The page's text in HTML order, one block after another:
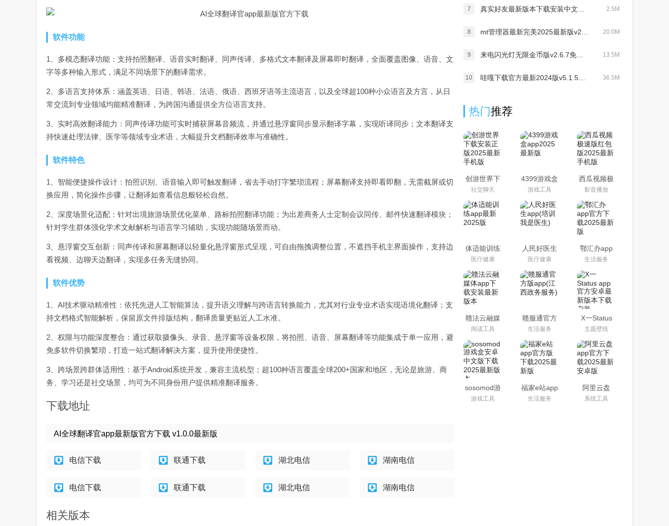
软件功能
1、多模态翻译功能：支持拍照翻译、语音实时翻译、同声传译、多格式文本翻译及屏幕即时翻译，全面覆盖图像、语音、文
字等多种输入形式，满足不同场景下的翻译需求。
2、多语言支持体系：涵盖英语、日语、韩语、法语、俄语、西班牙语等主流语言，以及全球超100种小众语言及方言，从日
常交流到专业领域均能精准翻译，为跨国沟通提供全方位语言支持。
3、实时高效翻译能力：同声传译功能可实时捕获屏幕音频流，并通过悬浮窗同步显示翻译字幕，实现听译同步；文本翻译支
持快速处理法律、医学等领域专业术语，大幅提升文档翻译效率与准确性。
软件特色
1、智能便捷操作设计：拍照识别、语音输入即可触发翻译，省去手动打字繁琐流程；屏幕翻译支持即看即翻，无需截屏或切
换应用，简化操作步骤，让翻译如查看信息般轻松自然。
2、深度场景化适配：针对出境旅游场景优化菜单、路标拍照翻译功能；为出差商务人士定制会议同传、邮件快速翻译模块；
针对学生群体强化学术文献解析与语言学习辅助，实现功能随场景而动。
3、悬浮窗交互创新：同声传译和屏幕翻译以轻量化悬浮窗形式呈现，可自由拖拽调整位置，不遮挡手机主界面操作，支持边
看视频、边聊天边翻译，实现多任务无缝协同。
软件优势
1、AI技术驱动精准性：依托先进人工智能算法，提升语义理解与跨语言转换能力，尤其对行业专业术语实现语境化翻译；支
持文档格式智能解析，保留原文件排版结构，翻译质量更贴近人工水准。
2、权限与功能深度整合：通过获取摄像头、录音、悬浮窗等设备权限，将拍照、语音、屏幕翻译等功能集成于单一应用，避
免多软件切换繁琐，打造一站式翻译解决方案，提升使用便捷性。
3、跨场景跨群体适用性：基于Android系统开发，兼容主流机型；超100种语言覆盖全球200+国家和地区，无论是旅游、商
务、学习还是社交场景，均可为不同身份用户提供精准翻译服务。
下载地址
AI全球翻译官app最新版官方下载 v1.0.0最新版
电信下载 联通下载 湖北电信 湖南电信
电信下载 联通下载 湖北电信 湖南电信
相关版本
7 2.5M
8 20.0M
9 13.5M
10 36.5M
热门推荐
创游世界下
载安装正版
2025最新手
机版
社交聊天
4399游戏盒
app2025最
新版
游戏工具
西瓜视频极
速版红包版
2025最新手
机版
影音播放
体适能训练
app最新
2025版
医疗健康
人民好医生
app(培训我
是医生)
医疗健康
鄂汇办app
官方下载
2025最新版
生活服务
赣法云融媒
体app下载
安装最新版
本
阅读工具
赣服通官方
版app(江西
政务服务)
生活服务
X一Status
app官方安
卓最新版本
下载安装
主题壁纸
sosomod游
戏盒安卓中
文版下载
游戏工具
福家e站app
官方版下载
2025最新版
生活服务
阿里云盘
app官方下
载2025最新
系统工具